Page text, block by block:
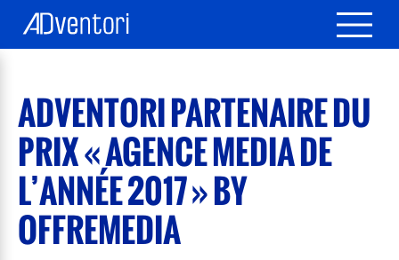
ADVENTORI PARTENAIRE DU
PRIX « AGENCE MEDIA DE
L’ANNÉE 2017 » BY
OFFREMEDIA